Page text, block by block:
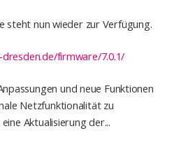
steht nun wieder zur Verfügung.
firmware/7.0.1/
und neue Funktionen
Netzfunktionalität zu
Aktualisierung der...